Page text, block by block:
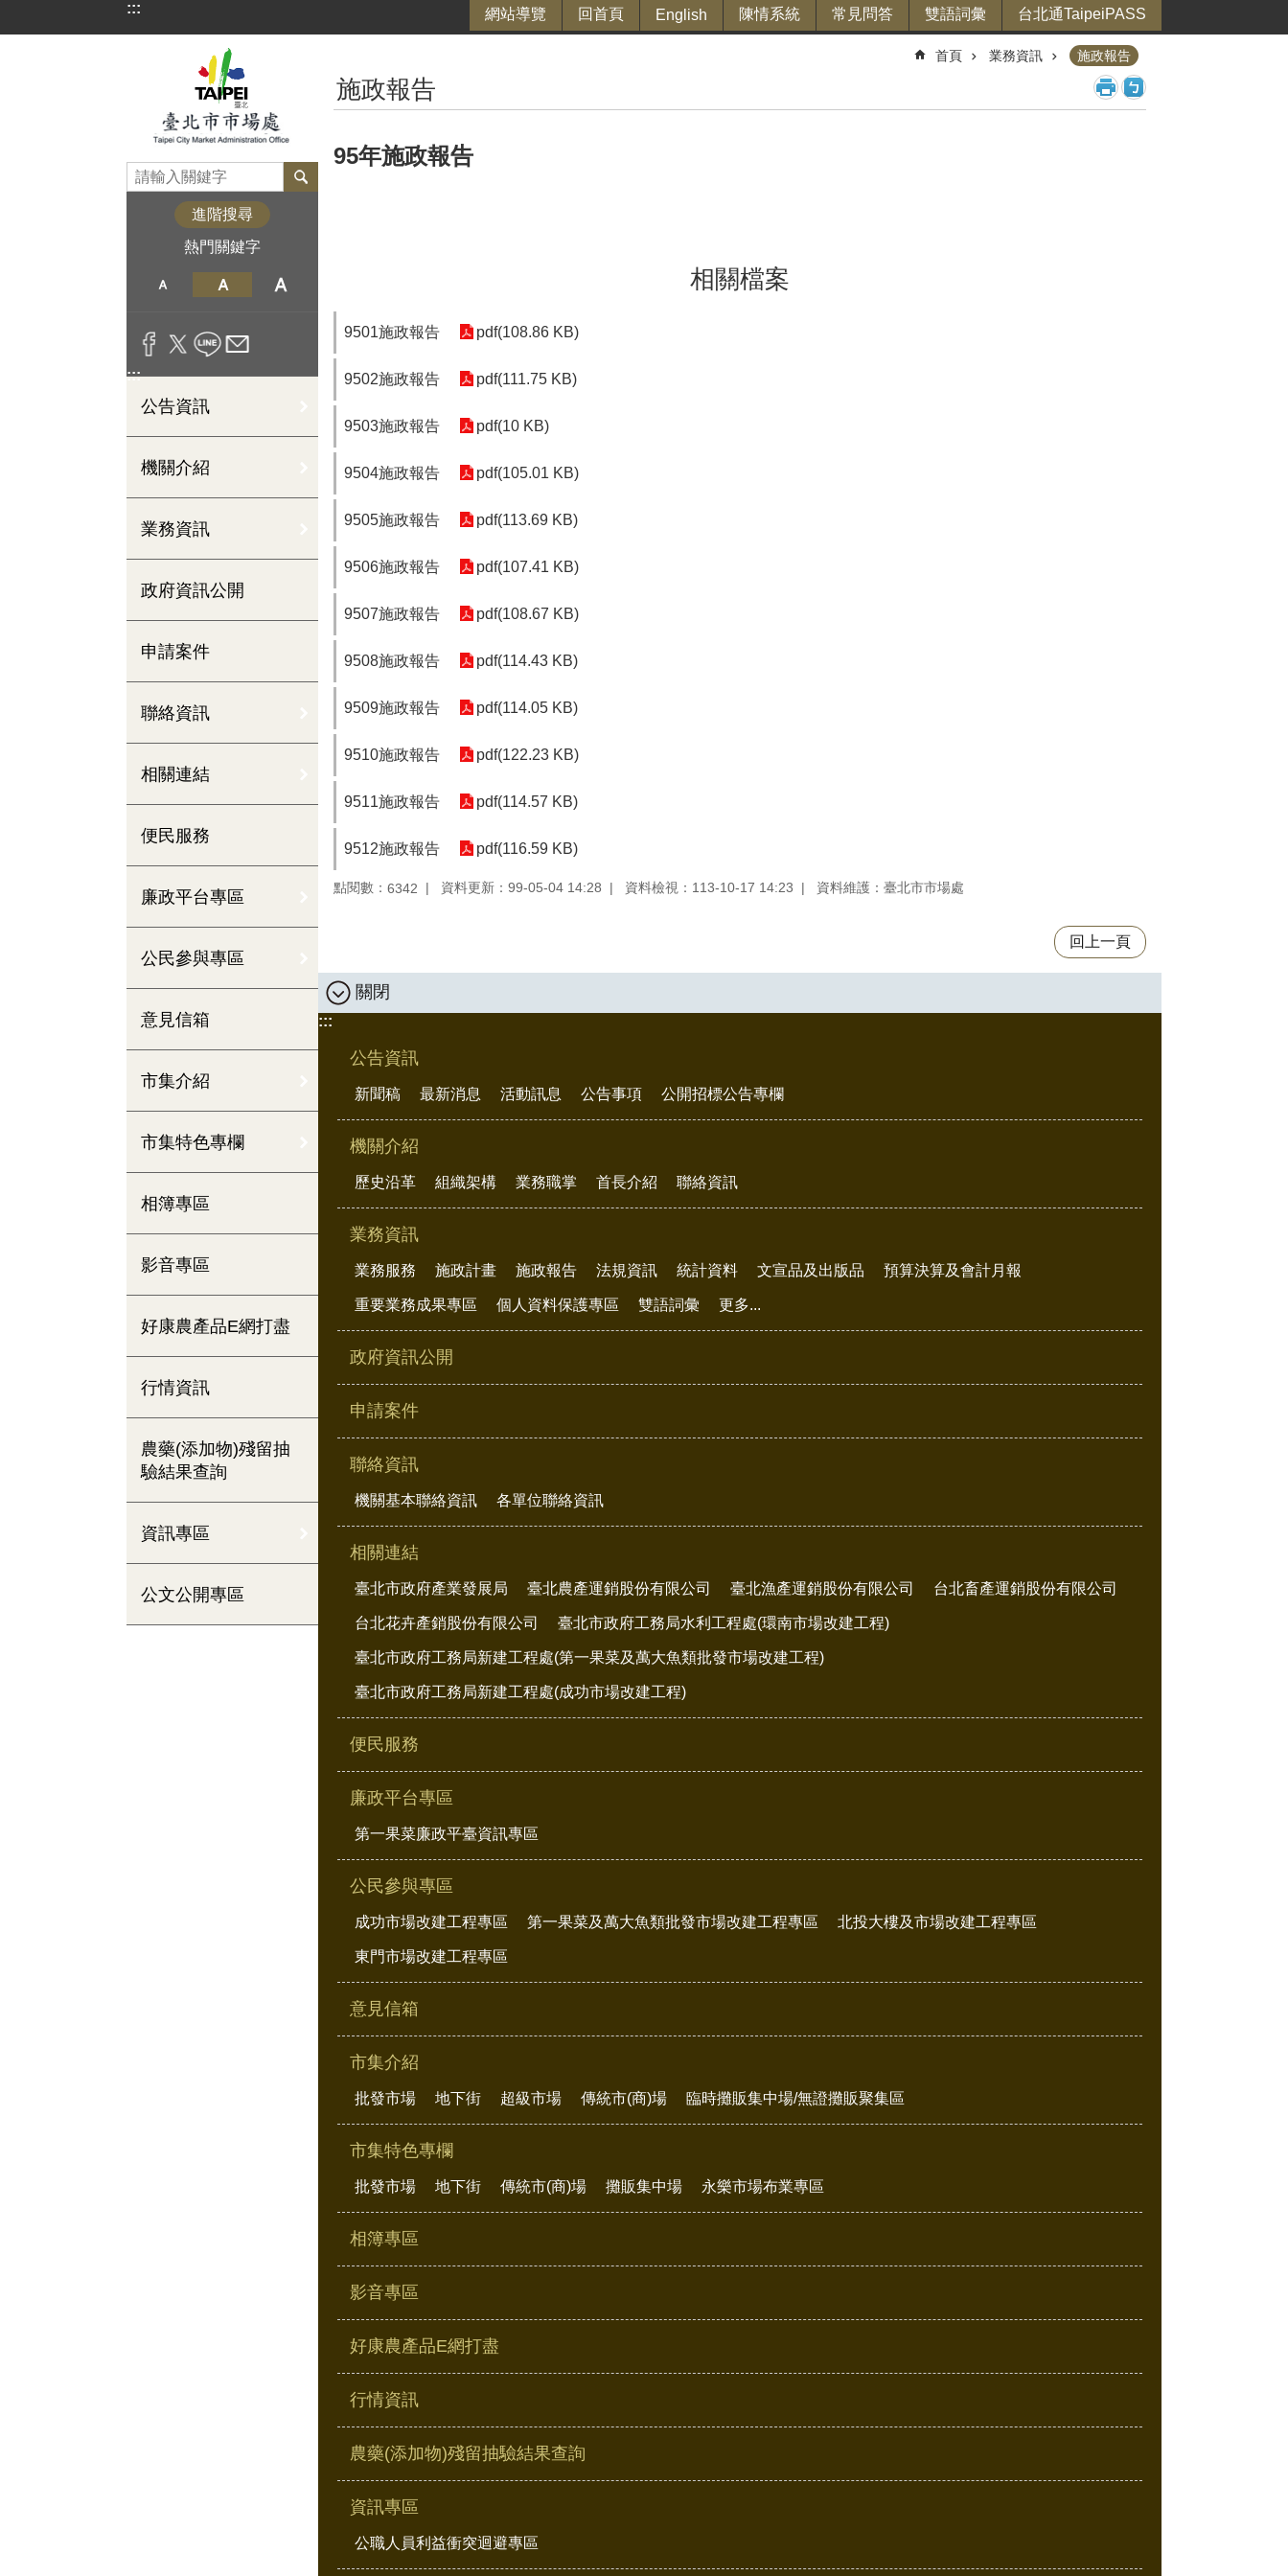
跳到主要內容區塊
::: 網站導覽 回首頁 English 陳情系統 常見問答 雙語詞彙 台北通TaipeiPASS
進階搜尋
熱門關鍵字
:::
公告資訊
機關介紹
業務資訊
政府資訊公開
申請案件
聯絡資訊
相關連結
便民服務
廉政平台專區
公民參與專區
意見信箱
市集介紹
市集特色專欄
相簿專區
影音專區
好康農產品E網打盡
行情資訊
農藥(添加物)殘留抽
驗結果查詢
資訊專區
公文公開專區
首頁 業務資訊 施政報告
施政報告
95年施政報告
相關檔案
9501施政報告 pdf(108.86 KB)
9502施政報告 pdf(111.75 KB)
9503施政報告 pdf(10 KB)
9504施政報告 pdf(105.01 KB)
9505施政報告 pdf(113.69 KB)
9506施政報告 pdf(107.41 KB)
9507施政報告 pdf(108.67 KB)
9508施政報告 pdf(114.43 KB)
9509施政報告 pdf(114.05 KB)
9510施政報告 pdf(122.23 KB)
9511施政報告 pdf(114.57 KB)
9512施政報告 pdf(116.59 KB)
點閱數： 6342 資料更新：99-05-04 14:28 資料檢視：113-10-17 14:23 資料維護：臺北市市場處
回上一頁
關閉
:::
公告資訊
新聞稿 最新消息 活動訊息 公告事項 公開招標公告專欄
機關介紹
歷史沿革 組織架構 業務職掌 首長介紹 聯絡資訊
業務資訊
業務服務 施政計畫 施政報告 法規資訊 統計資料 文宣品及出版品 預算決算及會計月報
重要業務成果專區 個人資料保護專區 雙語詞彙 更多...
政府資訊公開
申請案件
聯絡資訊
機關基本聯絡資訊 各單位聯絡資訊
相關連結
臺北市政府產業發展局 臺北農產運銷股份有限公司 臺北漁產運銷股份有限公司 台北畜產運銷股份有限公司
台北花卉產銷股份有限公司 臺北市政府工務局水利工程處(環南市場改建工程)
臺北市政府工務局新建工程處(第一果菜及萬大魚類批發市場改建工程)
臺北市政府工務局新建工程處(成功市場改建工程)
便民服務
廉政平台專區
第一果菜廉政平臺資訊專區
公民參與專區
成功市場改建工程專區 第一果菜及萬大魚類批發市場改建工程專區 北投大樓及市場改建工程專區
東門市場改建工程專區
意見信箱
市集介紹
批發市場 地下街 超級市場 傳統市(商)場 臨時攤販集中場/無證攤販聚集區
市集特色專欄
批發市場 地下街 傳統市(商)場 攤販集中場 永樂市場布業專區
相簿專區
影音專區
好康農產品E網打盡
行情資訊
農藥(添加物)殘留抽驗結果查詢
資訊專區
公職人員利益衝突迴避專區